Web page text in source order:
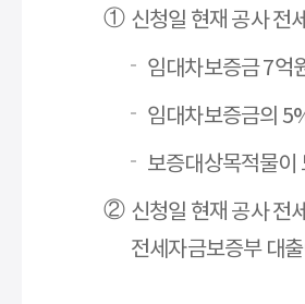
신청일 현재 공사 전
임대차보증금 7억
임대차보증금의
보증대상목적물이
신청일 현재 공사 전
전세자금보증부 대